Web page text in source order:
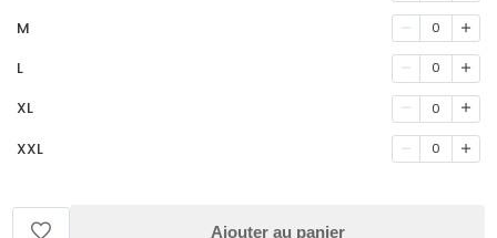
M 0
L 0
XL 0
XXL 0
Ajouter au panier